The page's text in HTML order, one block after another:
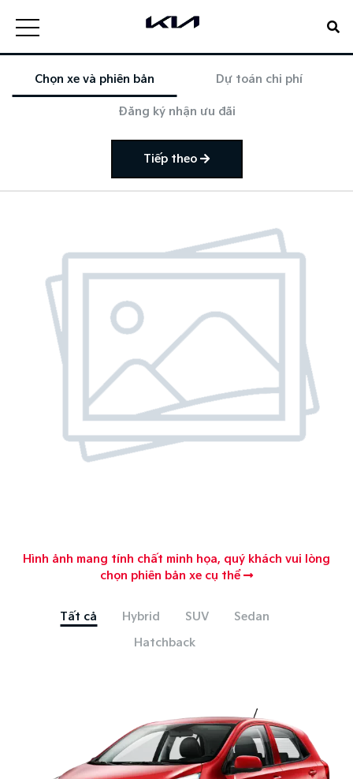
Chọn xe và phiên bản Dự toán chi phí
Đăng ký nhận ưu đãi
Tiếp theo
Hình ảnh mang tính chất minh họa, quý khách vui lòng
chọn phiên bản xe cụ thể
Tất cả Hybrid SUV
Sedan
Hatchback